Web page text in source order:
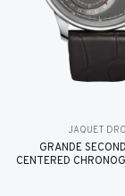
JAQUET
GRANDE
CENTERED